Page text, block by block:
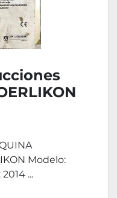
Modelo:
...